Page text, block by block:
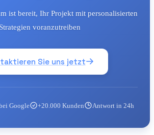
ist bereit, Ihr Projekt mit personalisierten
Strategien voranzutreiben
Sie uns jetzt
Google +20.000 Kunden Antwort in 24h